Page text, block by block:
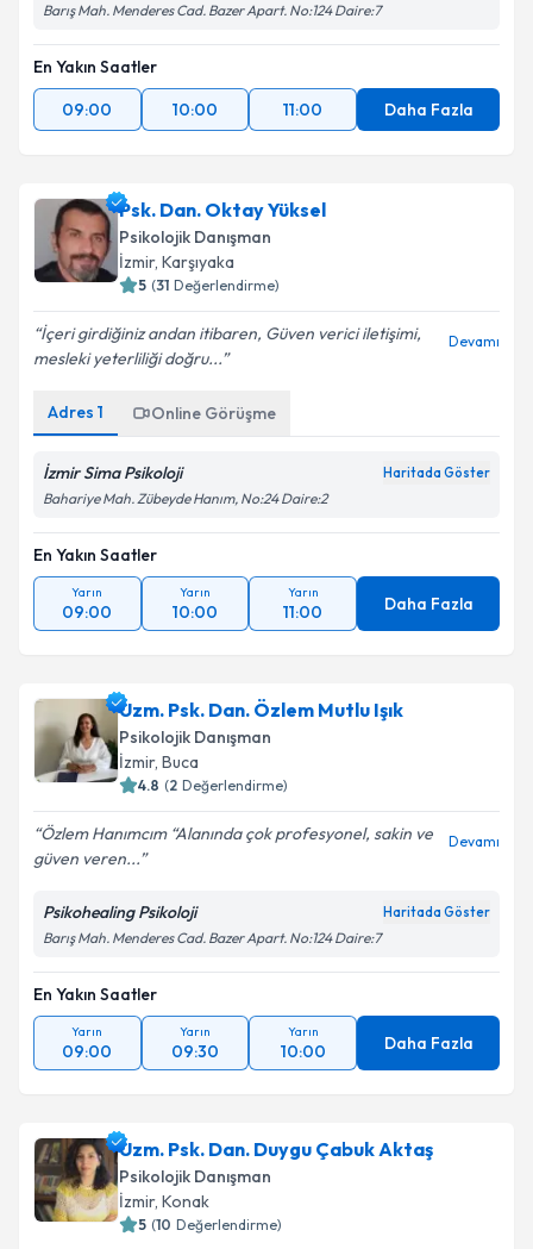
Barış Mah. Menderes Cad. Bazer Apart. No:124 Daire:7
En Yakın Saatler
09:00
10:00 11:00 Daha Fazla
Psk. Dan. Oktay Yüksel
Psikolojik Danışman
İzmir, Karşıyaka
5 (31 Değerlendirme)
İçeri girdiğiniz andan itibaren, Güven verici iletişimi,
mesleki yeterliliği doğru...
Devamı
Adres 1 Online Görüşme
İzmir Sima Psikoloji Haritada Göster
Bahariye Mah. Zübeyde Hanım, No:24 Daire:2
En Yakın Saatler
Yarın
09:00
Yarın
10:00
Yarın
11:00 Daha Fazla
Uzm. Psk. Dan. Özlem Mutlu Işık
Psikolojik Danışman
İzmir, Buca
4.8 (2 Değerlendirme)
Özlem Hanımcım “Alanında çok profesyonel, sakin ve
güven veren...
Devamı
Psikohealing Psikoloji Haritada Göster
Barış Mah. Menderes Cad. Bazer Apart. No:124 Daire:7
En Yakın Saatler
Yarın
09:00
Yarın
09:30
Yarın
10:00 Daha Fazla
Uzm. Psk. Dan. Duygu Çabuk Aktaş
Psikolojik Danışman
İzmir, Konak
5 (10 Değerlendirme)